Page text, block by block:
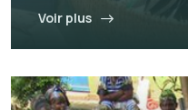
Voir plus